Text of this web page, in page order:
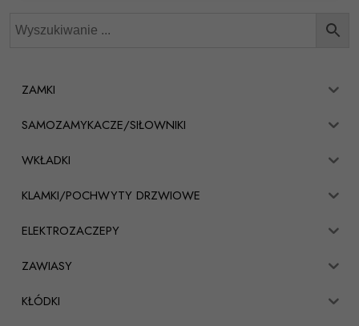
ZAMKI
SAMOZAMYKACZE/SIŁOWNIKI
WKŁADKI
KLAMKI/POCHWYTY DRZWIOWE
ELEKTROZACZEPY
ZAWIASY
KŁÓDKI